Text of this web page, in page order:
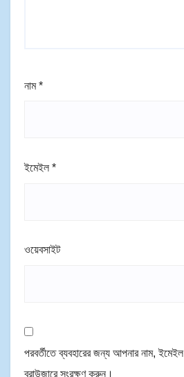
নাম*
ইমেইল *
ওয়েবসাইট
পরবর্তীতে ব্যবহারের জন্য আপনার নাম,
ব্রাউজারে সংরক্ষণ করুন।